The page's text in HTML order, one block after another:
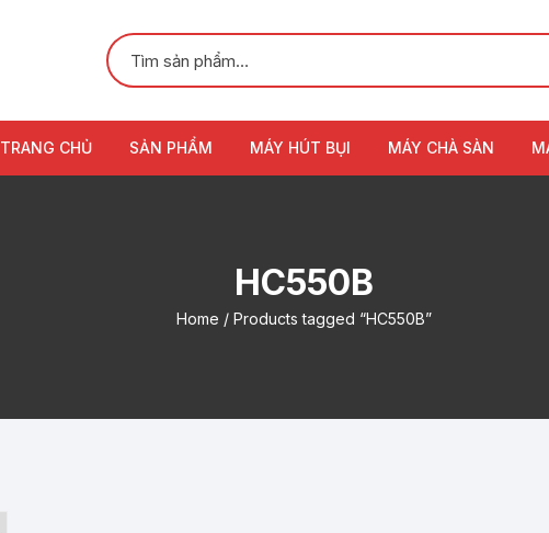
TRANG CHỦ SẢN PHẨM MÁY HÚT BỤI MÁY CHÀ SÀN
HC550B
Home / Products tagged “HC550B”